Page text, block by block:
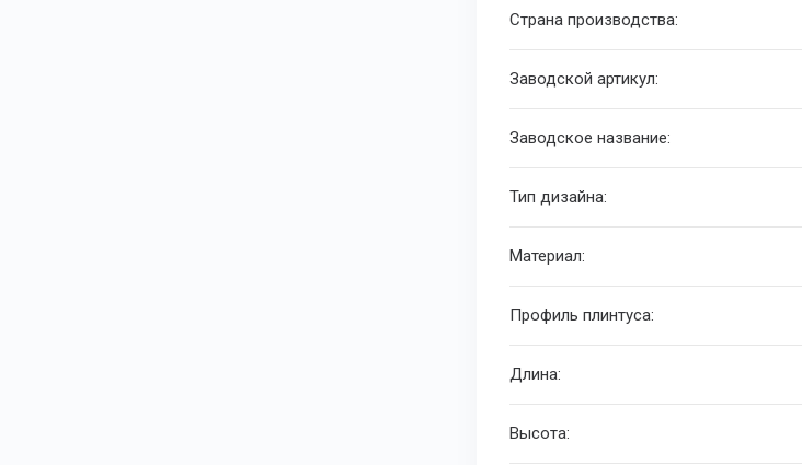
Страна производства:
Заводской артикул:
Заводское название:
Тип дизайна:
Материал:
Профиль плинтуса:
Длина:
Высота: